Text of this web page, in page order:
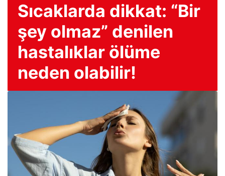
Sıcaklarda dikkat: “Bir
şey olmaz” denilen
hastalıklar ölüme
neden olabilir!